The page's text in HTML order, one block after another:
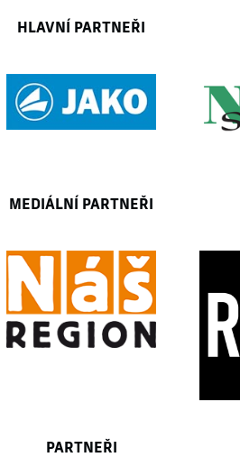
HLAVNÍ PARTNEŘI
MEDIÁLNÍ PARTNEŘI
PARTNEŘI